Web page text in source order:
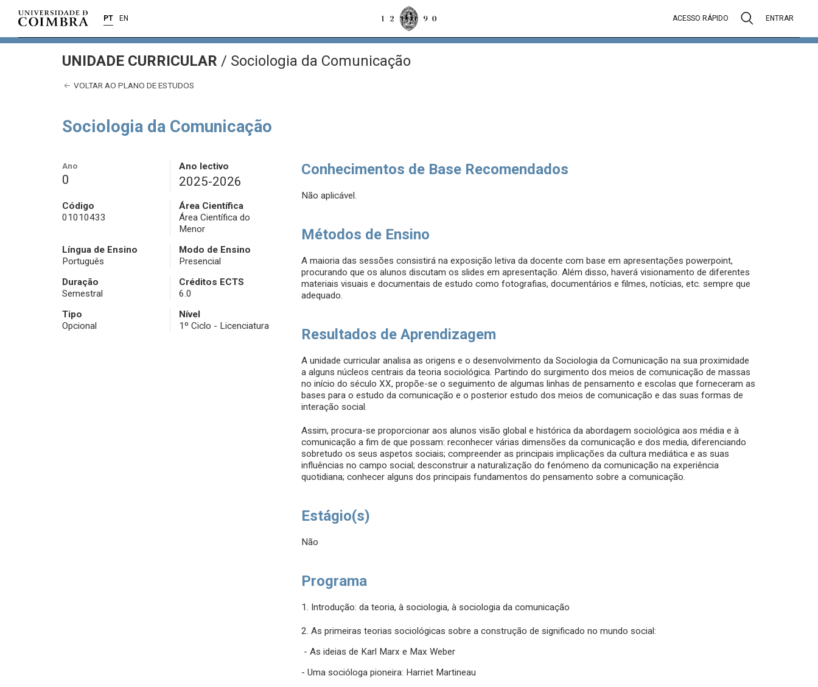
PT EN ACESSO RÁPIDO ENTRAR
UNIDADE CURRICULAR / Sociologia da Comunicação
VOLTAR AO PLANO DE ESTUDOS
Sociologia da Comunicação
Ano
0
Ano lectivo
2025-2026
Código
01010433
Área Científica
Área Científica do
Menor
Língua de Ensino
Português
Modo de Ensino
Presencial
Duração
Semestral
Créditos ECTS
6.0
Tipo
Opcional
Nível
1º Ciclo - Licenciatura
Conhecimentos de Base Recomendados
Não aplicável.
Métodos de Ensino
A maioria das sessões consistirá na exposição letiva da docente com base em apresentações powerpoint,
procurando que os alunos discutam os slides em apresentação. Além disso, haverá visionamento de diferentes
materiais visuais e documentais de estudo como fotografias, documentários e filmes, notícias, etc. sempre que
adequado.
Resultados de Aprendizagem
A unidade curricular analisa as origens e o desenvolvimento da Sociologia da Comunicação na sua proximidade
a alguns núcleos centrais da teoria sociológica. Partindo do surgimento dos meios de comunicação de massas
no início do século XX, propõe-se o seguimento de algumas linhas de pensamento e escolas que forneceram as
bases para o estudo da comunicação e o posterior estudo dos meios de comunicação e das suas formas de
interação social.
Assim, procura-se proporcionar aos alunos visão global e histórica da abordagem sociológica aos média e à
comunicação a fim de que possam: reconhecer várias dimensões da comunicação e dos media, diferenciando
sobretudo os seus aspetos sociais; compreender as principais implicações da cultura mediática e as suas
influências no campo social; desconstruir a naturalização do fenómeno da comunicação na experiência
quotidiana; conhecer alguns dos principais fundamentos do pensamento sobre a comunicação.
Estágio(s)
Não
Programa
1. Introdução: da teoria, à sociologia, à sociologia da comunicação
2. As primeiras teorias sociológicas sobre a construção de significado no mundo social:
- As ideias de Karl Marx e Max Weber
- Uma socióloga pioneira: Harriet Martineau